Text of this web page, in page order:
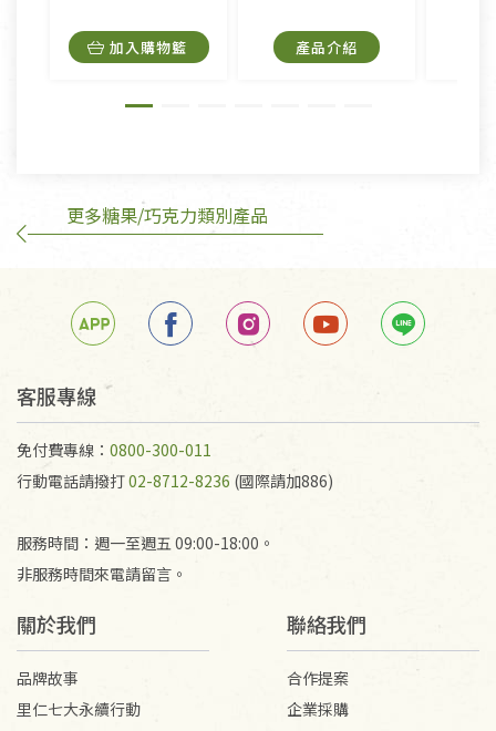
內衣褲、襪子、口罩個人衛生用品除商品本身有瑕疵
外,依據《通訊交易解除權合理例外情事適用準
訂購手抄稿退貨需知：
若未保持原包裝方式或未使用原箱退回，導致書籍有
任何折損、磨損、污損或凹角，將不接受退貨，也不
不接受退貨之手抄稿，為敬重法寶故，里仁網購無法
代為結緣處理等。 若需將手抄稿寄還給消費者，因而
產生的運費100元/箱將由消費者負擔。
加入購物籃 產品介紹
更多糖果/巧克力類別產品
客服專線
免付費專線： 0800-300-011
行動電話請撥打02-8712-8236 (國際請加886)
服務時間：週一至週五 09:00-18:00。
非服務時間來電請留言。
關於我們
品牌故事
里仁七大永續行動
聯絡我們
合作提案
企業採購